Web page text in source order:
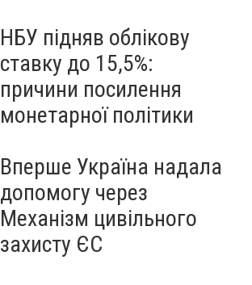
НБУ підняв облікову
ставку до 15,5%:
причини посилення
монетарної політики
Вперше Україна надала
допомогу через
Механізм цивільного
захисту ЄС